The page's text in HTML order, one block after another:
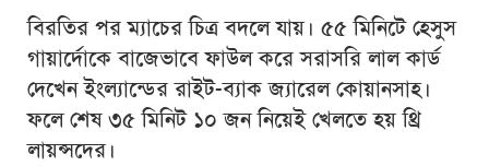
বিরতির পর ম্যাচের চিত্র বদলে যায়। ৫৫ মিনিটে হেসুস
গায়ার্দোকে বাজেভাবে ফাউল করে সরাসরি লাল কার্ড
দেখেন ইংল্যান্ডের রাইট-ব্যাক জ্যারেল কোয়ানসাহ।
ফলে শেষ ৩৫ মিনিট ১০ জন নিয়েই খেলতে হয় থ্রি
লায়ন্সদের।